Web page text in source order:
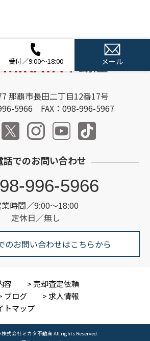
受付／9:00～18:00 メール
那覇市長田二丁目12番17号
5966 FAX：098-996-5967
話でのお問い合わせ
業時間／9:00～18:00
定休日／無し
996-5966
のお問い合わせはこちらから
容
売却査定依頼
ブログ
求人情報
トマップ
式会社ミカタ不動産 All rights Reserved.